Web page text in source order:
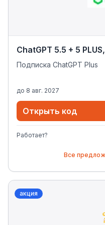
ChatGPT 5.5 + 5
Подписка ChatGPT Plus
до 8 авг. 2027
Открыть код
Работает?
Все
акция